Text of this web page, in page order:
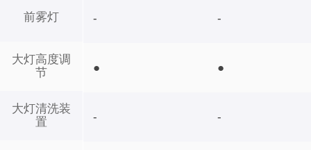
前雾灯
大灯高度调
节
大灯清洗装
置
- -
● ●
- -